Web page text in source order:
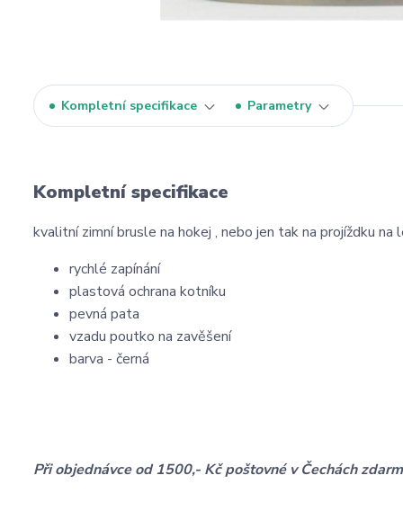
Kompletní specifikace Parametry
Kompletní specifikace
kvalitní zimní brusle na hokej , nebo jen tak na projíždku na
rychlé zapínání
plastová ochrana kotníku
pevná pata
vzadu poutko na zavěšení
barva - černá
Při objednávce od 1500,- Kč poštovné v Čechách